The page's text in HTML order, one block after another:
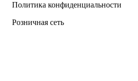
Политика конфиденциальности
Розничная сеть